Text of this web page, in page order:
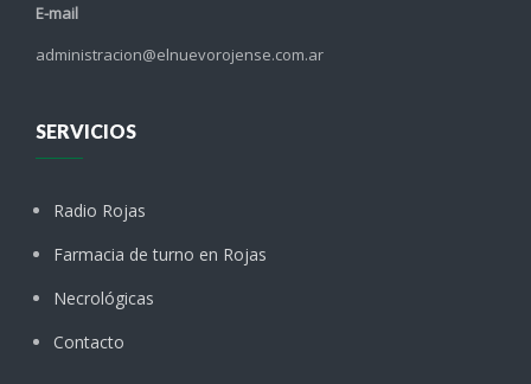
E-mail
administracion@elnuevorojense.com.ar
SERVICIOS
Radio Rojas
Farmacia de turno en Rojas
Necrológicas
Contacto